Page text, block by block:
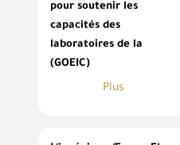
pour soutenir les
capacités des
laboratoires de la
(GOEIC)
Plus